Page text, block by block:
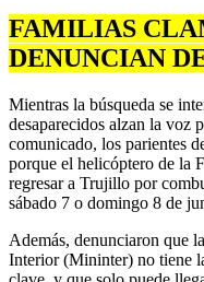
FAMILIAS
DENUNCIAN
Mientras la búsqueda se
desaparecidos alzan la voz
comunicado, los parientes
porque el helicóptero de la
regresar a Trujillo por
sábado 7 o domingo 8 de
Además, denunciaron que
Interior (Mininter) no tiene